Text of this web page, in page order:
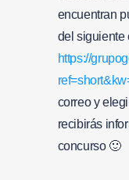
encuentran
del
https://
correo y
recibirás
concurso 🙂